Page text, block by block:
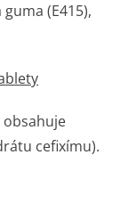
(E415),
obsahuje
cefixímu).